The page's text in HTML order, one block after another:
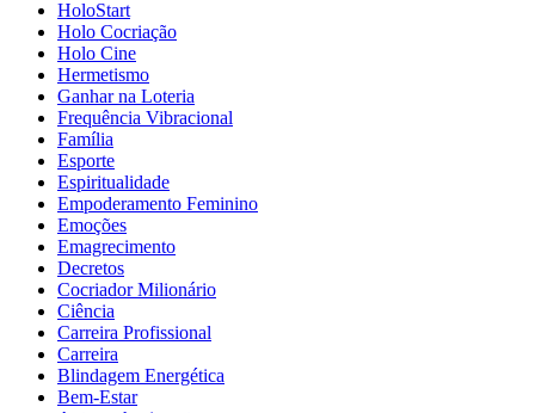
HoloStart
Holo Cocriação
Holo Cine
Hermetismo
Ganhar na Loteria
Frequência Vibracional
Família
Esporte
Espiritualidade
Empoderamento Feminino
Emoções
Emagrecimento
Decretos
Cocriador Milionário
Ciência
Carreira Profissional
Carreira
Blindagem Energética
Bem-Estar